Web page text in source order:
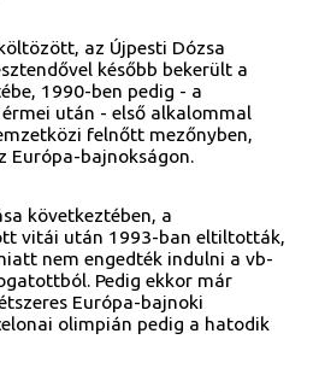
az Újpesti Dózsa
később bekerült a
1990-ben pedig - a
után - első alkalommal
felnőtt mezőnyben,
bajnokságon.
következtében, a
vitái után 1993-ban eltiltották,
nem engedték indulni a vb-
Pedig ekkor már
Európa-bajnoki
olimpián pedig a hatodik